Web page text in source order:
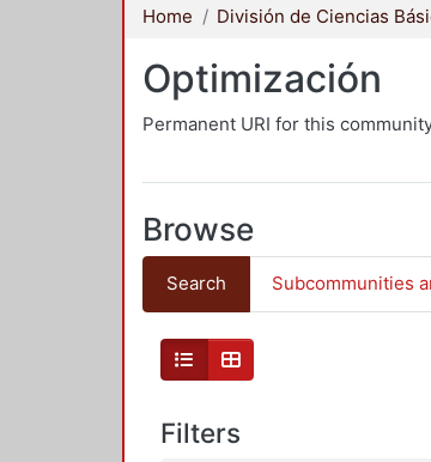
Home
Optimización
Permanent URI for this
Browse
Search Subcommunities
Filters